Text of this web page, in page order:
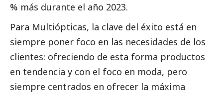
% más durante el año 2023.
Para Multiópticas, la clave del éxito está en
siempre poner foco en las necesidades de los
clientes: ofreciendo de esta forma productos
en tendencia y con el foco en moda, pero
siempre centrados en ofrecer la máxima